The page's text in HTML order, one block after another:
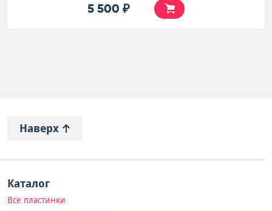
5 500 ₽
Наверх
Каталог
Все пластинки